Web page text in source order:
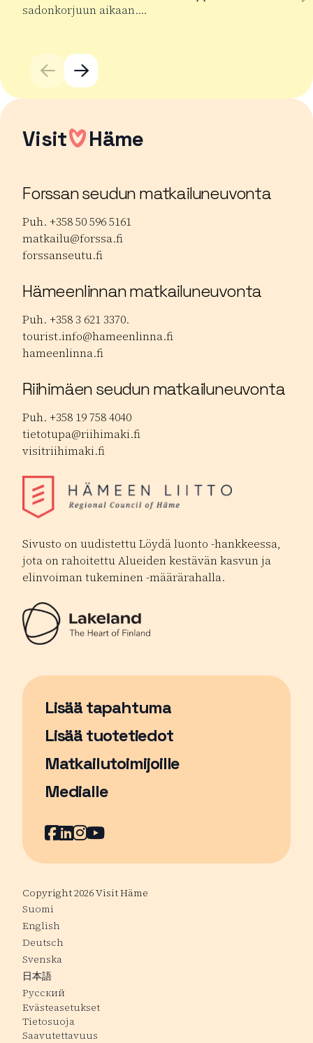
sadonkorjuun aikaan….
Visit Häme
Forssan seudun matkailuneuvonta
Puh. +358 50 596 5161
matkailu@forssa.fi
forssanseutu.fi
Hämeenlinnan matkailuneuvonta
Puh. +358 3 621 3370.
tourist.info@hameenlinna.fi
hameenlinna.fi
Riihimäen seudun matkailuneuvonta
Puh. +358 19 758 4040
tietotupa@riihimaki.fi
visitriihimaki.fi
Sivusto on uudistettu Löydä luonto -hankkeessa,
jota on rahoitettu Alueiden kestävän kasvun ja
elinvoiman tukeminen -määrärahalla.
Lisää tapahtuma
Sivu avautuu uudessa ikkunassa
Lisää tuotetiedot
Matkailutoimijoille
Medialle
Facebook
Sivu avautuu uudessa ikkunassa
LinkedIn
Sivu avautuu uudessa ikkunassa
Instagram
Sivu avautuu uudessa
YouTube
Sivu avautuu uudessa
Copyright 2026 Visit Häme
Suomi
English
Deutsch
Svenska
日本語
Русский
Evästeasetukset
Tietosuoja
Saavutettavuus